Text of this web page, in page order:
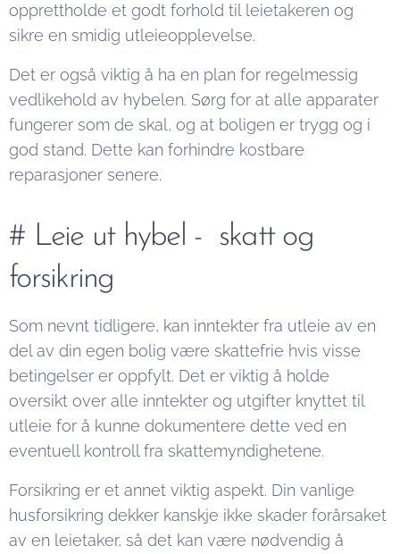
opprettholde et godt forhold til leietakeren og
sikre en smidig utleieopplevelse.
Det er også viktig å ha en plan for regelmessig
vedlikehold av hybelen. Sørg for at alle apparater
fungerer som de skal, og at boligen er trygg og i
god stand. Dette kan forhindre kostbare
reparasjoner senere.
# Leie ut hybel - skatt og
forsikring
Som nevnt tidligere, kan inntekter fra utleie av en
del av din egen bolig være skattefrie hvis visse
betingelser er oppfylt. Det er viktig å holde
oversikt over alle inntekter og utgifter knyttet til
utleie for å kunne dokumentere dette ved en
eventuell kontroll fra skattemyndighetene.
Forsikring er et annet viktig aspekt. Din vanlige
husforsikring dekker kanskje ikke skader forårsaket
av en leietaker, så det kan være nødvendig å